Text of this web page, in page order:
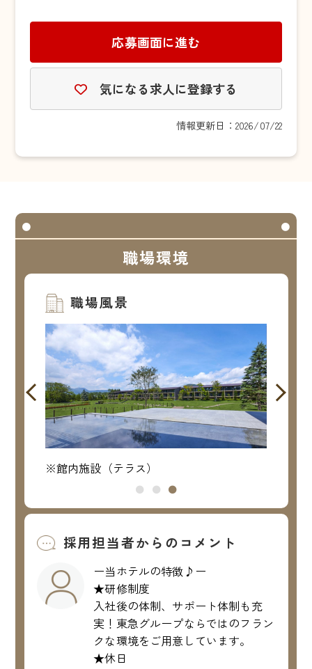
応募画面に進む
気になる求人に登録する
情報更新日：2026/07/22
職場環境
職場風景
※館内施設（テラス）
採用担当者からのコメント
ー当ホテルの特徴♪ー
★研修制度
入社後の体制、サポート体制も充
実！東急グループならではのフラン
クな環境をご用意しています。
★休日